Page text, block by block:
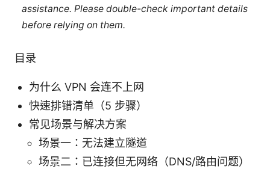
assistance. Please double-check important details
before relying on them.
目录
为什么 VPN 会连不上网
快速排错清单（5 步骤）
常见场景与解决方案
场景一：无法建立隧道
场景二：已连接但无网络（DNS/路由问题）